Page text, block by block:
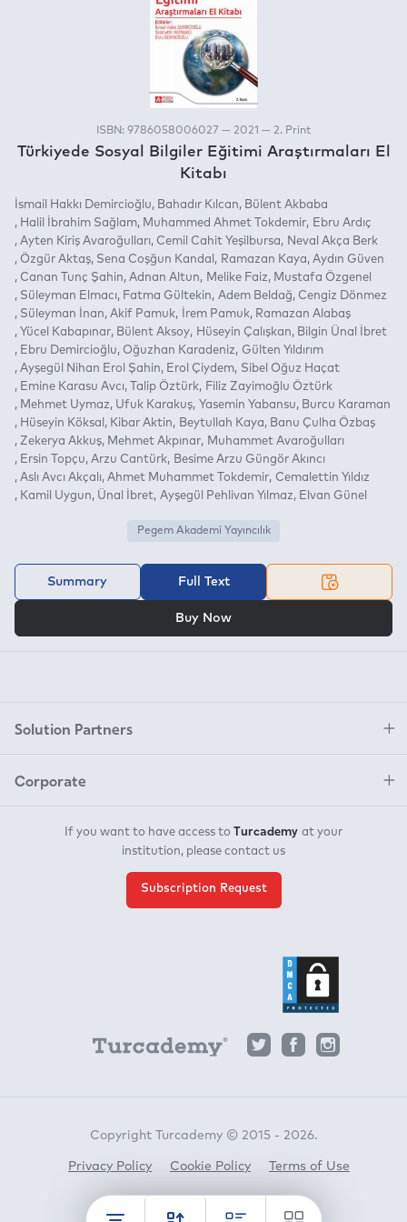
ISBN: 9786058006027 — 2021 — 2. Print
Türkiyede Sosyal Bilgiler Eğitimi Araştırmaları El
Kitabı
İsmail Hakkı Demircioğlu Bahadır Kılcan
Bülent Akbaba
Halil İbrahim Sağlam
Muhammed Ahmet Tokdemir
Ebru Ardıç
Ayten Kiriş Avaroğulları
Cemil Cahit Yeşilbursa
Neval Akça Berk
Özgür Aktaş Sena Coşğun Kandal Ramazan Kaya Aydın Güven
Canan Tunç Şahin Adnan Altun Melike Faiz
Mustafa Özgenel
Süleyman Elmacı
Fatma Gültekin Adem Beldağ
Cengiz Dönmez
Süleyman İnan Akif Pamuk İrem Pamuk
Ramazan Alabaş
Yücel Kabapınar
Bülent Aksoy Hüseyin Çalışkan
Bilgin Ünal İbret
Ebru Demircioğlu
Oğuzhan Karadeniz
Gülten Yıldırım
Ayşegül Nihan Erol Şahin
Erol Çiydem
Sibel Oğuz Haçat
Emine Karasu Avcı
Talip Öztürk
Filiz Zayimoğlu Öztürk
Mehmet Uymaz
Ufuk Karakuş Yasemin Yabansu
Burcu Karaman
Hüseyin Köksal
Kibar Aktin Beytullah Kaya
Banu Çulha Özbaş
Zekerya Akkuş
Mehmet Akpınar
Muhammet Avaroğulları
Ersin Topçu Arzu Cantürk
Besime Arzu Güngör Akıncı
Aslı Avcı Akçalı Ahmet Muhammet Tokdemir
Cemalettin Yıldız
Kamil Uygun
Ünal İbret Ayşegül Pehlivan Yılmaz Elvan Günel
Pegem Akademi Yayıncılık
Summary Full Text
Buy Now
Solution Partners
Corporate
If you want to have access to Turcademy at your
institution, please contact us
Subscription Request
Copyright Turcademy © 2015 - 2026.
Privacy Policy Cookie Policy Terms of Use